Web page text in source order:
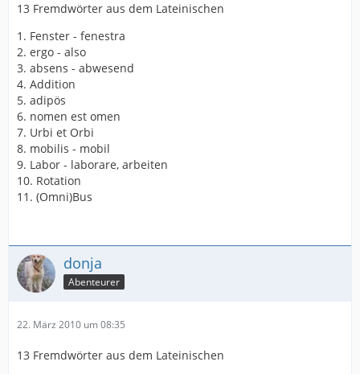
13 Fremdwörter aus dem Lateinischen
1. Fenster - fenestra
2. ergo - also
3. absens - abwesend
4. Addition
5. adipös
6. nomen est omen
7. Urbi et Orbi
8. mobilis - mobil
9. Labor - laborare, arbeiten
10. Rotation
11. (Omni)Bus
donja
Abenteurer
22. März 2010 um 08:35
13 Fremdwörter aus dem Lateinischen